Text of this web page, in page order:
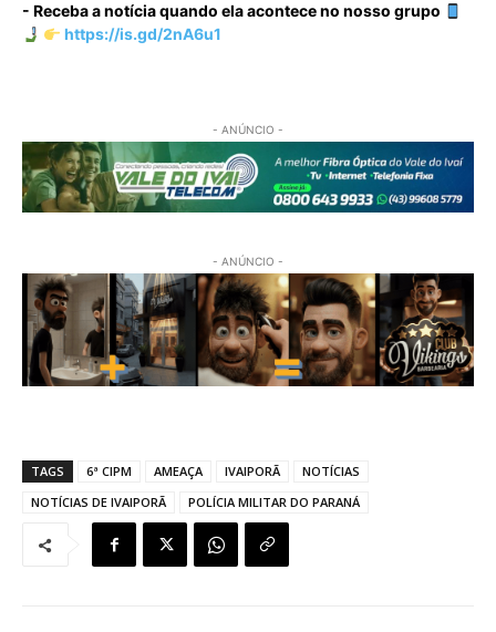
- Receba a notícia quando ela acontece no nosso grupo
https://is.gd/2nA6u1
- ANÚNCIO -
- ANÚNCIO -
TAGS 6ª CIPM AMEAÇA IVAIPORÃ
NOTÍCIAS
NOTÍCIAS DE IVAIPORÃ
POLÍCIA MILITAR DO PARANÁ